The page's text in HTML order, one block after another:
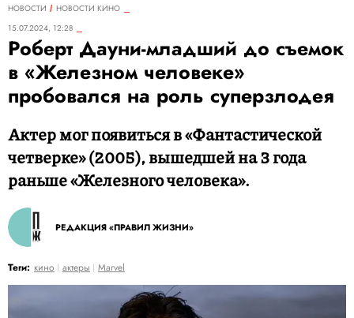
НОВОСТИ
НОВОСТИ КИНО
15.07.2024, 12:28
Роберт Дауни-младший до съемок
в «Железном человеке»
пробовался на роль суперзлодея
Актер мог появиться в «Фантастической
четверке» (2005), вышедшей на 3 года
раньше «Железного человека».
РЕДАКЦИЯ «ПРАВИЛ ЖИЗНИ»
Теги: кино актеры Marvel